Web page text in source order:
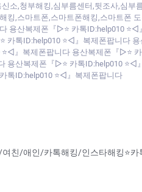
소,청부해킹,심부름센터,뒷조사,심부
,스마트폰,스마트폰해킹,스마트폰
용산복제폰『▷⭐ 카톡ID:help010
톡ID:help010 ⭐◁』복제폰팝니다 용
』복제폰팝니다 용산복제폰『▷⭐
용산복제폰『▷⭐ 카톡ID:help010
톡ID:help010 ⭐◁』복제폰팝니다